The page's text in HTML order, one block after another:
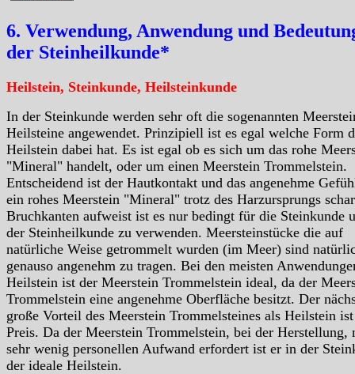
6. Verwendung, Anwendung und
der Steinheilkunde*
Heilstein, Steinkunde, Heilsteinkunde
In der Steinkunde werden sehr oft die sogenannten
Heilsteine angewendet. Prinzipiell ist es egal welche Form
Heilstein dabei hat. Es ist egal ob es sich um das rohe
"Mineral" handelt, oder um einen Meerstein Trommelstein.
Entscheidend ist der Hautkontakt und das angenehme
ein rohes Meerstein "Mineral" trotz des Harzursprungs
Bruchkanten aufweist ist es nur bedingt für die Steinkunde
der Steinheilkunde zu verwenden. Meersteinstücke die auf
natürliche Weise getrommelt wurden (im Meer) sind
genauso angenehm zu tragen. Bei den meisten
Heilstein ist der Meerstein Trommelstein ideal, da der
Trommelstein eine angenehme Oberfläche besitzt. Der
große Vorteil des Meerstein Trommelsteines als Heilstein
Preis. Da der Meerstein Trommelstein, bei der Herstellung,
sehr wenig personellen Aufwand erfordert ist er in der
der ideale Heilstein.